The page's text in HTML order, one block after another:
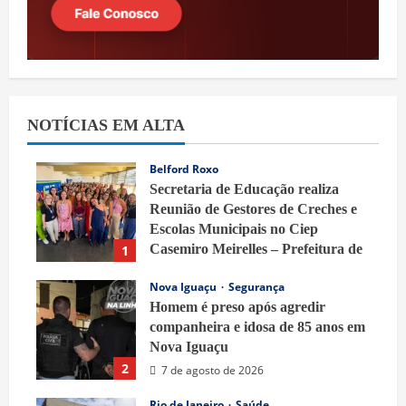
NOTÍCIAS EM ALTA
1
Belford Roxo
Secretaria de Educação realiza
Reunião de Gestores de Creches e
Escolas Municipais no Ciep
Casemiro Meirelles – Prefeitura de
7 de agosto de 2026
2
Nova Iguaçu
Segurança
Homem é preso após agredir
companheira e idosa de 85 anos em
Nova Iguaçu
7 de agosto de 2026